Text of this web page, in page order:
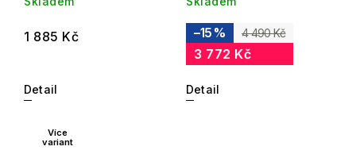
1 885 Kč
Detail
4 490 Kč
–15 %
3 772 Kč
Detail
Více
variant